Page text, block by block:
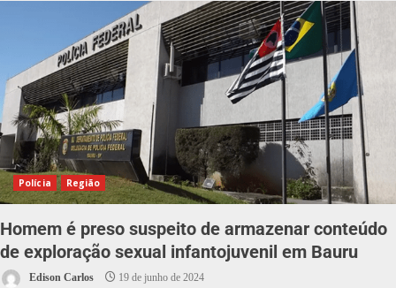
Polícia Região
Homem é preso suspeito de armazenar conteúdo
de exploração sexual infantojuvenil em Bauru
Edison Carlos 19 de junho de 2024